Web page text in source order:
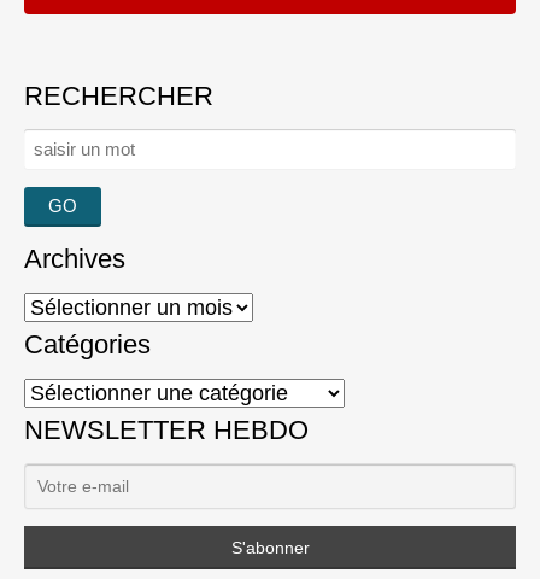
RECHERCHER
Rechercher :
Archives
Archives
Catégories
Catégories
NEWSLETTER HEBDO